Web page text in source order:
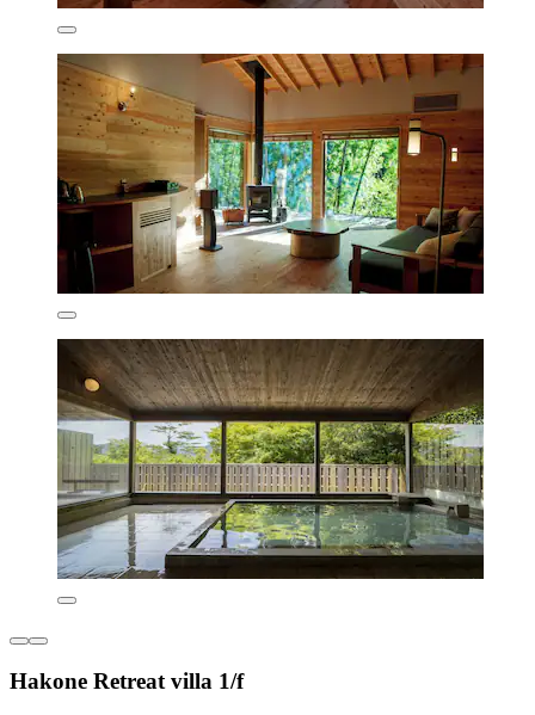
Hakone Retreat villa 1/f